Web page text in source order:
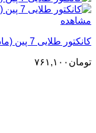
مشاهده
کانکتور طلایی 7 پین (مادگی متحرک)
تومان ۷۶۱,۱۰۰